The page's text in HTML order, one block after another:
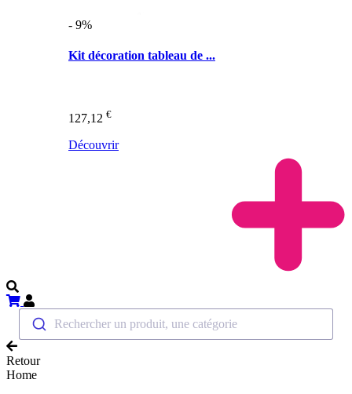
- 9%
Kit décoration tableau de ...
127,12 €
Découvrir
Rechercher un produit, une catégorie
Retour
Home